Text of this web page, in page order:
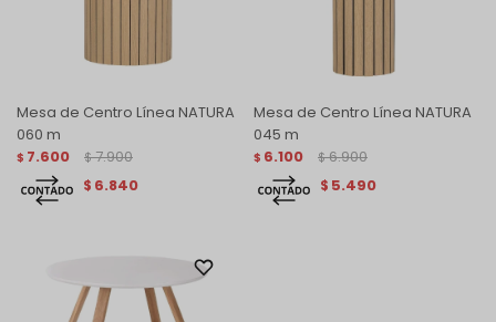
Mesa de Centro Línea NATURA
060 m
$ 7.600 $ 7.900
$ 6.840
Mesa de Centro Línea NATURA
045 m
$ 6.100 $ 6.900
$ 5.490